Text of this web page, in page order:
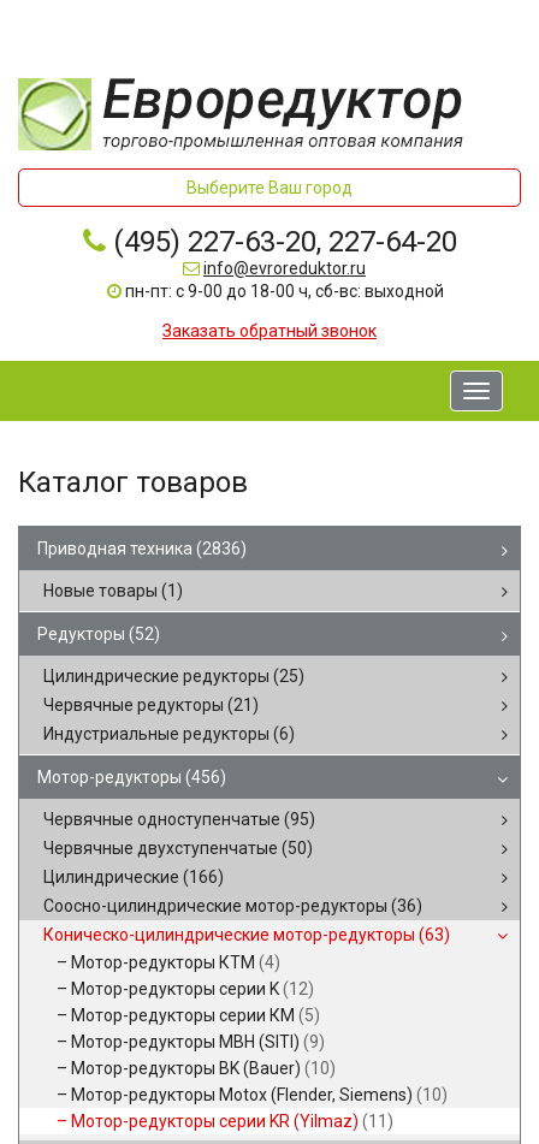
Выберите Ваш город
(495) 227-63-20, 227-64-20
info@evroreduktor.ru
пн-пт: с 9-00 до 18-00 ч, сб-вс: выходной
Заказать обратный звонок
Toggle
Каталог товаров
Приводная техника (2836)
Новые товары (1)
Редукторы (52)
Цилиндрические редукторы (25)
Червячные редукторы (21)
Индустриальные редукторы (6)
Мотор-редукторы (456)
Червячные одноступенчатые (95)
Червячные двухступенчатые (50)
Цилиндрические (166)
Соосно-цилиндрические мотор-редукторы (36)
Коническо-цилиндрические мотор-редукторы (63)
Мотор-редукторы КТМ (4)
Мотор-редукторы серии K(12)
Мотор-редукторы серии КМ (5)
Мотор-редукторы MBH (SITI) (9)
Мотор-редукторы BK (Bauer) (10)
Мотор-редукторы Motox (Flender, Siemens) (10)
Мотор-редукторы серии KR (Yilmaz) (11)